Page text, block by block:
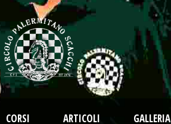
CORSI ARTICOLI GALLERIA